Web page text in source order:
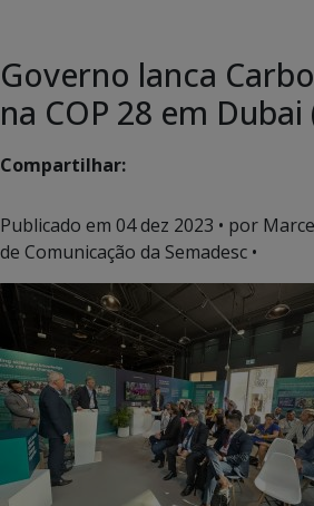
Governo lanca
na COP 28 em Dubai
Compartilhar:
Publicado em 04 dez 2023 • por
de Comunicação da Semadesc •